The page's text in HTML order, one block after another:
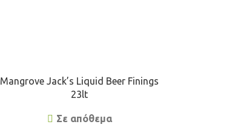
Mangrove Jack’s Liquid Beer Finings
23lt
Σε απόθεμα